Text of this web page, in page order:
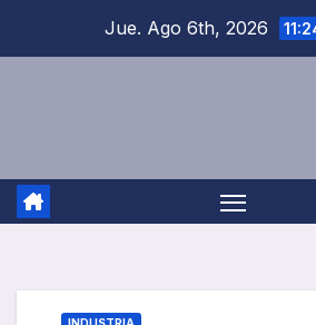
Jue. Ago 6th, 2026